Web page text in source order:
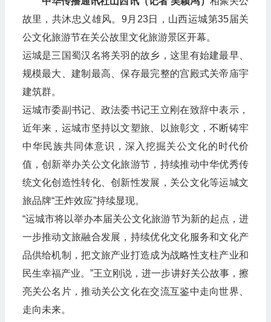
故里，共沐忠义雄风。9月23日，山西运城第35届关
公文化旅游节在关公故里文化旅游景区开幕。
运城是三国蜀汉名将关羽的故乡，这里有始建最早、
规模最大、建制最高、保存最完整的宫殿式关帝庙宇
建筑群。
运城市委副书记、政法委书记王立刚在致辞中表示，
近年来，运城市坚持以文塑旅、以旅彰文，不断铸牢
中华民族共同体意识，深入挖掘关公文化的时代价
值，创新举办关公文化旅游节，持续推动中华优秀传
统文化创造性转化、创新性发展，关公文化等运城文
旅品牌“王炸效应”持续显现。
“运城市将以举办本届关公文化旅游节为新的起点，进
一步推动文旅融合发展，持续优化文化服务和文化产
品供给机制，把文旅产业打造成为战略性支柱产业和
民生幸福产业。”王立刚说，进一步讲好关公故事，擦
亮关公名片，推动关公文化在交流互鉴中走向世界、
走向未来。